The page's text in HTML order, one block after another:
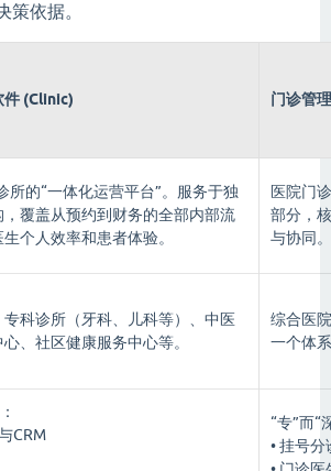
策依据。
件 (Clinic) 门诊管
所的“一体化运营平台”。服务于独
，覆盖从预约到财务的全部内部流
个人效率和患者体验。
医院门
部分，
与协同。
专科诊所（牙科、儿科等）、中医
、社区健康服务中心等。
综合医
一个体
CRM
“专”而“
• 挂号